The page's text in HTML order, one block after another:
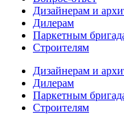
Дизайнерам и
Дилерам
Паркетным
Строителям
Дизайнерам и
Дилерам
Паркетным
Строителям